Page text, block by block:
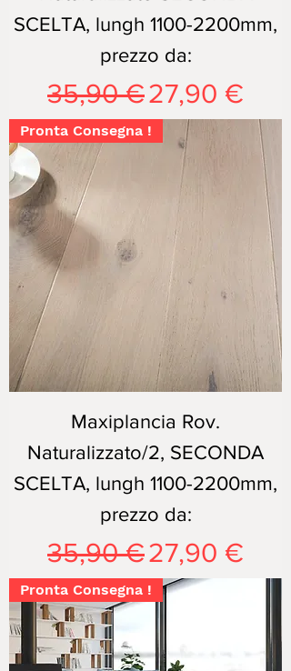
SCELTA, lungh 1100-2200mm,
prezzo da:
Prezzo regolare
35,90 €Prezzo
27,90 €
Pronta Consegna !
Maxiplancia Rov.
Naturalizzato/2, SECONDA
SCELTA, lungh 1100-2200mm,
prezzo da:
Prezzo regolare
35,90 €Prezzo
27,90 €
Pronta Consegna !